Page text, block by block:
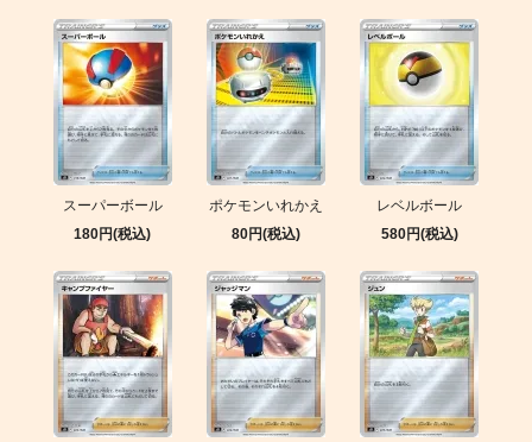
スーパーボール
180円(税込)
ポケモンいれかえ
80円(税込)
レベルボール
580円(税込)